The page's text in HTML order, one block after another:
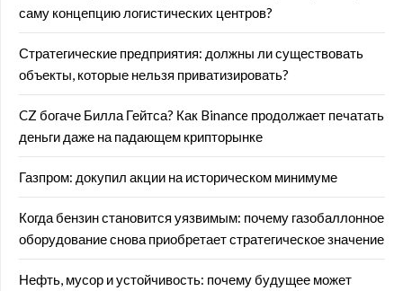
саму концепцию логистических центров?
Стратегические предприятия: должны ли существовать
объекты, которые нельзя приватизировать?
CZ богаче Билла Гейтса? Как Binance продолжает печатать
деньги даже на падающем крипторынке
Газпром: докупил акции на историческом минимуме
Когда бензин становится уязвимым: почему газобаллонное
оборудование снова приобретает стратегическое значение
Нефть, мусор и устойчивость: почему будущее может